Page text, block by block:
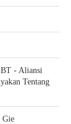
- Aliansi
Tentang
Gie